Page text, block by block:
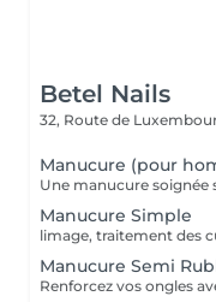
Betel Nails
32, Route de
Manucure (pour
Manucure Simple
Manucure Semi